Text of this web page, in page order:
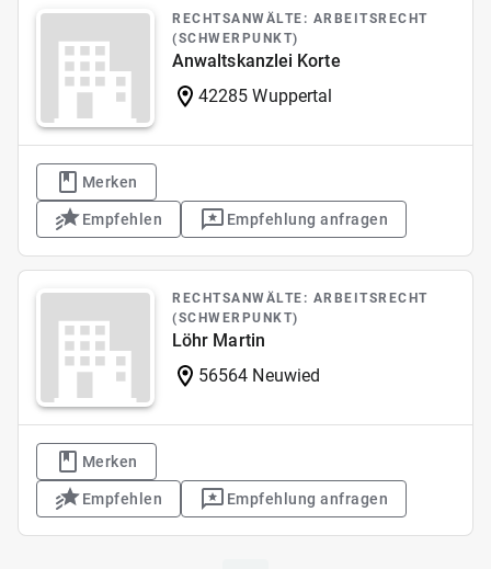
RECHTSANWÄLTE: ARBEITSRECHT
(SCHWERPUNKT)
Anwaltskanzlei Korte
42285 Wuppertal
Merken
Empfehlen Empfehlung anfragen
RECHTSANWÄLTE: ARBEITSRECHT
(SCHWERPUNKT)
Löhr Martin
56564 Neuwied
Merken
Empfehlen Empfehlung anfragen